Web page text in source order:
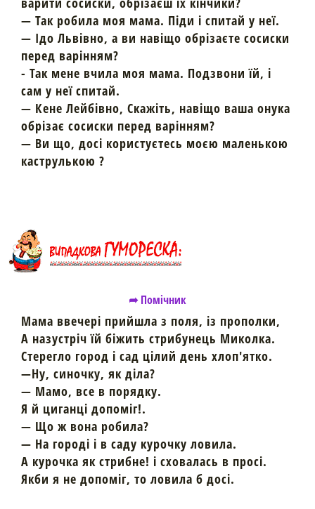
— Так робила моя мама. Піди і спитай у неї.
— Ідо Львівно, а ви навіщо обрізаєте сосиски
перед варінням?
- Так мене вчила моя мама. Подзвони їй, і
сам у неї спитай.
— Кене Лейбівно, Скажіть, навіщо ваша онука
обрізає сосиски перед варінням?
— Ви що, досі користуєтесь моєю маленькою
каструлькою ?
➦ Помічник
Мама ввечері прийшла з поля, із прополки,
А назустріч їй біжить стрибунець Миколка.
Стерегло город і сад цілий день хлоп'ятко.
—Ну, синочку, як діла?
— Мамо, все в порядку.
Я й циганці допоміг!.
— Що ж вона робила?
— На городі і в саду курочку ловила.
А курочка як стрибне! і сховалась в просі.
Якби я не допоміг, то ловила б досі.